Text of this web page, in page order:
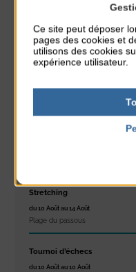
du 9 Août au 9 Août
Place du Général de Gaulle
du 10 Août au 16 Août
Stretching
du 10 Août au 14 Août
Plage du passous
Tournoi d’échecs
du 10 Août au 10 Août
Ce site peut déposer
pages des cookies et
utilisons des cookies
expérience utilisateur.